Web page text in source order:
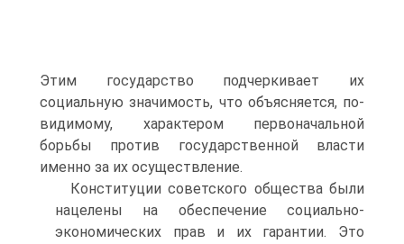
Этим государство подчеркивает их
социальную значимость, что объясняется, по-
видимому, характером первоначальной
борьбы против государственной власти
именно за их осуществление.
Конституции советского общества были
нацелены на обеспечение социально-
экономических прав и их гарантии. Это